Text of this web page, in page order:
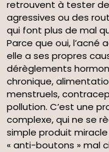
retrouvent à tester
agressives ou des
qui font plus de mal
Parce que oui, l’acné
elle a ses propres
dérèglements
chronique,
menstruels,
pollution. C’est une
complexe, qui ne se
simple produit
« anti-boutons » mal